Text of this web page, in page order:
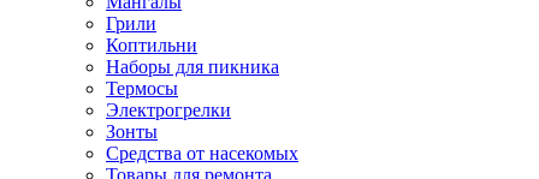
Грили
Коптильни
Наборы для пикника
Термосы
Электрогрелки
Зонты
Средства от насекомых
Товары для ремонта